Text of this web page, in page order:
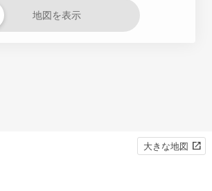
地図を表示
大きな地図